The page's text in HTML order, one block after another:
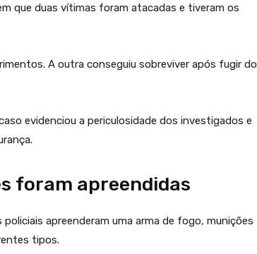
que duas vítimas foram atacadas e tiveram os
A outra conseguiu sobreviver após fugir do
evidenciou a periculosidade dos investigados e
foram apreendidas
apreenderam uma arma de fogo, munições
tipos.